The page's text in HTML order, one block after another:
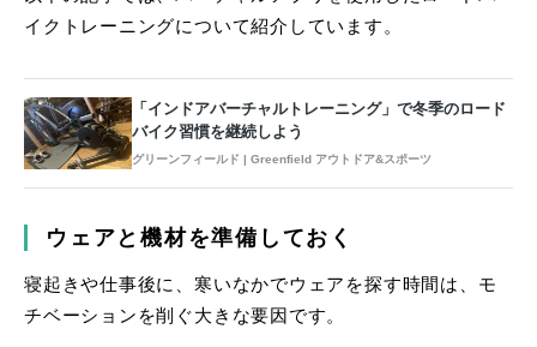
イクトレーニングについて紹介しています。
「インドアバーチャルトレーニング」で冬季のロード
バイク習慣を継続しよう
グリーンフィールド | Greenfield アウトドア&スポーツ
ウェアと機材を準備しておく
寝起きや仕事後に、寒いなかでウェアを探す時間は、モ
チベーションを削ぐ大きな要因です。